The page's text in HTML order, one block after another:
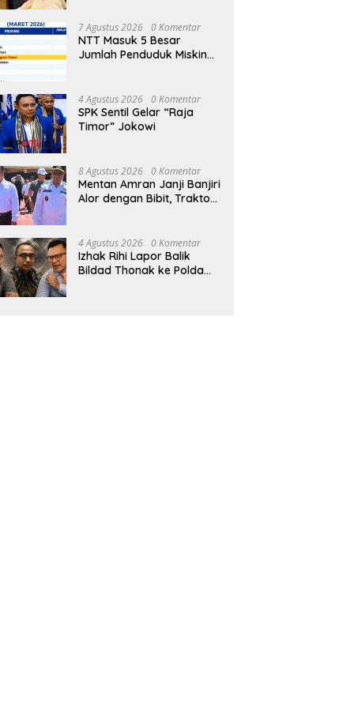
7 Agustus 2026 0 Komentar
NTT Masuk 5 Besar
Jumlah Penduduk Miskin
4 Agustus 2026 0 Komentar
SPK Sentil Gelar “Raja
Timor” Jokowi
8 Agustus 2026 0 Komentar
Mentan Amran Janji Banjiri
Alor dengan Bibit, Traktor
4 Agustus 2026 0 Komentar
Izhak Rihi Lapor Balik
Bildad Thonak ke Polda